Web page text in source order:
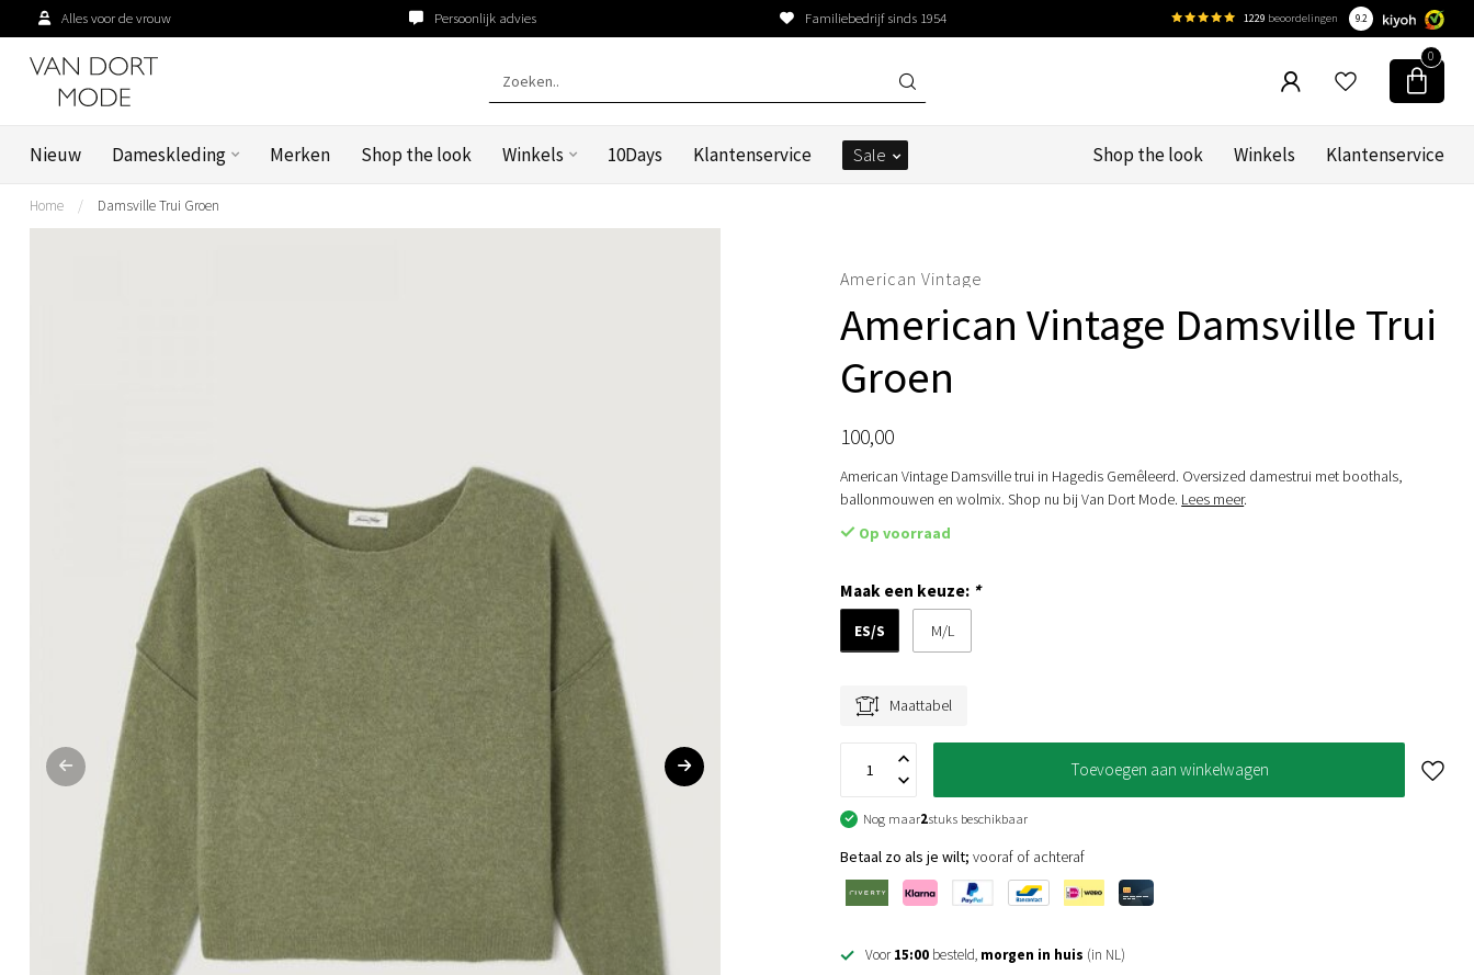
Alles voor de vrouw Persoonlijk advies Familiebedrijf sinds 1954 1229 beoordelingen 9.2
0
Nieuw Dameskleding Merken Shop the look Winkels 10Days Klantenservice Sale Shop the look Winkels Klantenservice
Home / Damsville Trui Groen
American Vintage
American Vintage Damsville Trui
Groen
100,00
American Vintage Damsville trui in Hagedis Gemêleerd. Oversized damestrui met boothals,
ballonmouwen en wolmix. Shop nu bij Van Dort Mode. Lees meer.
Op voorraad
Maak een keuze: *
ES/S M/L
Maattabel
Toevoegen aan winkelwagen
Nog maar2stuks beschikbaar
Betaal zo als je wilt; vooraf of achteraf
Voor15:00 besteld, morgen in huis (in NL)